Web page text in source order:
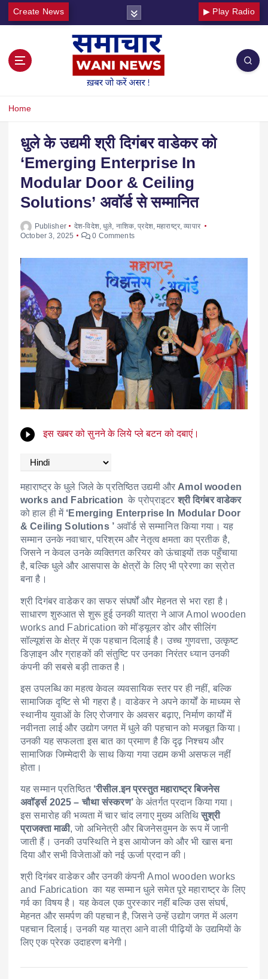
Create News ▶ Play Radio
Home
धुले के उद्यमी श्री दिगंबर वाडेकर को
‘Emerging Enterprise In
Modular Door & Ceiling
Solutions’ अवॉर्ड से सम्मानित
Publisher देश-विदेश,धुले नाशिक ,प्रदेश,महाराष्ट्र,व्यापार
October 3, 2025
0 Comments
इस खबर को सुनने के लिये प्ले बटन को दबाएं।
महाराष्ट्र के धुले जिले के प्रतिष्ठित उद्यमी औरAmol wooden
works and Fabrication के प्रोप्राइटरश्री दिगंबर वाडेकर
को हाल ही में ‘Emerging Enterprise In Modular Door
& Ceiling Solutions ’ अवॉर्ड से सम्मानित किया गया। यह
सम्मान उनके नवाचार, परिश्रम और नेतृत्व क्षमता का प्रतीक है,
जिसने न केवल उनके व्यक्तिगत करियर को ऊंचाइयों तक पहुँचाया
है, बल्कि धुले और आसपास के क्षेत्रों के लिए भी प्रेरणा का स्रोत
बना है।
श्री दिगंबर वाडेकर का सफर संघर्षों और मेहनत से भरा रहा है।
साधारण शुरुआत से शुरू हुई उनकी यात्रा ने आज Amol wooden
works and Fabrication को मॉड्यूलर डोर और सीलिंग
सॉल्यूशंस के क्षेत्र में एक पहचान दिलाई है। उच्च गुणवत्ता, उत्कृष्ट
डिज़ाइन और ग्राहकों की संतुष्टि पर उनका निरंतर ध्यान उनकी
कंपनी की सबसे बड़ी ताकत है।
इस उपलब्धि का महत्व केवल व्यवसायिक स्तर पर ही नहीं, बल्कि
सामाजिक दृष्टि से भी गहरा है। वाडेकर ने अपने कार्यों के माध्यम से
स्थानीय युवाओं के लिए रोजगार के अवसर बढ़ाए, निर्माण कार्यों में
नवीनता लाई और उद्योग जगत में धुले की पहचान को मजबूत किया।
उनकी यह सफलता इस बात का प्रमाण है कि दृढ़ निश्चय और
सामाजिक जिम्मेदारी के साथ किया गया उद्यम कभी असफल नहीं
होता।
यह सम्मान प्रतिष्ठित ‘रीसील.इन प्रस्तुत महाराष्ट्र बिजनेस
अवॉर्ड्स 2025 – चौथा संस्करण’के अंतर्गत प्रदान किया गया।
इस समारोह की भव्यता में चार चांद लगाए मुख्य अतिथिसुश्री
प्राजक्ता माळी, जो अभिनेत्री और बिजनेसवुमन के रूप में जानी
जाती हैं। उनकी उपस्थिति ने इस आयोजन को और भी खास बना
दिया और सभी विजेताओं को नई ऊर्जा प्रदान की।
श्री दिगंबर वाडेकर और उनकी कंपनी Amol wooden works
and Fabrication का यह सम्मान धुले समेत पूरे महाराष्ट्र के लिए
गर्व का विषय है। यह केवल एक पुरस्कार नहीं बल्कि उस संघर्ष,
मेहनत और समर्पण की पहचान है, जिसने उन्हें उद्योग जगत में अलग
पहचान दिलाई। उनकी यह यात्रा आने वाली पीढ़ियों के उद्यमियों के
लिए एक प्रेरक उदाहरण बनेगी।